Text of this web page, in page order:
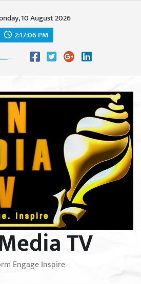
10 August 2026
2:17:08 PM
TV
Engage Inspire